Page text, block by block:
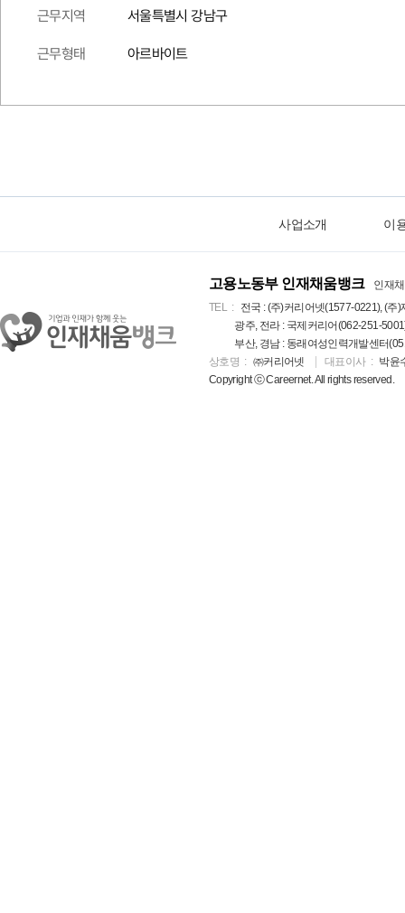
근무지역 서울특별시 강남구
근무형태 아르바이트
사업소개 이
고용노동부 인재채움뱅크
인재
TEL
전국 : (주)커리어넷(1577-0221), (
광주, 전라 : 국제커리어(062-251-
부산, 경남 : 동래여성인력개발센터
상호명
㈜커리어넷 대표이사
박윤
Copyright ⓒ Careernet. All rights reserved.